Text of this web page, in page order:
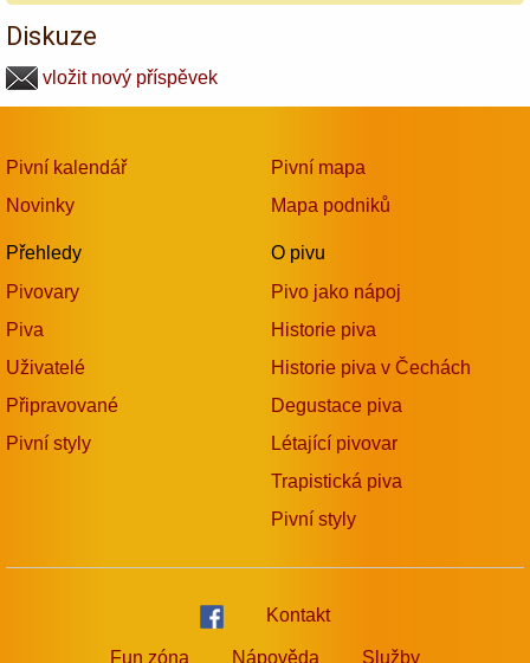
Diskuze
vložit nový příspěvek
Pivní kalendář
Novinky
Přehledy
Pivovary
Piva
Uživatelé
Připravované
Pivní styly
Pivní mapa
Mapa podniků
O pivu
Pivo jako nápoj
Historie piva
Historie piva v Čechách
Degustace piva
Létající pivovar
Trapistická piva
Pivní styly
Kontakt
Fun zóna Nápověda Služby